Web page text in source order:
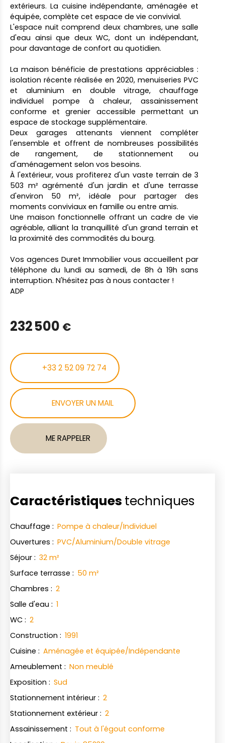
extérieurs. La cuisine indépendante, aménagée et
équipée, complète cet espace de vie convivial.
L'espace nuit comprend deux chambres, une salle
d'eau ainsi que deux WC, dont un indépendant,
pour davantage de confort au quotidien.
La maison bénéficie de prestations appréciables :
isolation récente réalisée en 2020, menuiseries PVC
et aluminium en double vitrage, chauffage
individuel pompe à chaleur, assainissement
conforme et grenier accessible permettant un
espace de stockage supplémentaire.
Deux garages attenants viennent compléter
l'ensemble et offrent de nombreuses possibilités
de rangement, de stationnement ou
d'aménagement selon vos besoins.
À l'extérieur, vous profiterez d'un vaste terrain de 3
503 m² agrémenté d'un jardin et d'une terrasse
d'environ 50 m², idéale pour partager des
moments conviviaux en famille ou entre amis.
Une maison fonctionnelle offrant un cadre de vie
agréable, alliant la tranquillité d'un grand terrain et
la proximité des commodités du bourg.
Vos agences Duret Immobilier vous accueillent par
téléphone du lundi au samedi, de 8h à 19h sans
interruption. N'hésitez pas à nous contacter !
ADP
232 500 €
+33 2 52 09 72 74
ENVOYER UN MAIL
ME RAPPELER
Caractéristiques techniques
Chauffage : Pompe à chaleur/Individuel
Ouvertures : PVC/Aluminium/Double vitrage
Séjour : 32 m²
Surface terrasse : 50 m²
Chambres : 2
Salle d'eau : 1
WC : 2
Construction : 1991
Cuisine : Aménagée et équipée/Indépendante
Ameublement : Non meublé
Exposition : Sud
Stationnement intérieur : 2
Stationnement extérieur : 2
Assainissement : Tout à l'égout conforme